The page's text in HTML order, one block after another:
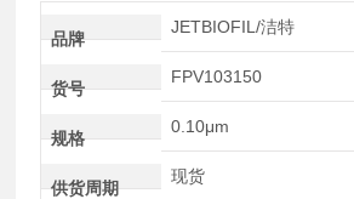
品牌
JETBIOFIL/洁特
货号
FPV103150
规格
0.10μm
供货周期
现货